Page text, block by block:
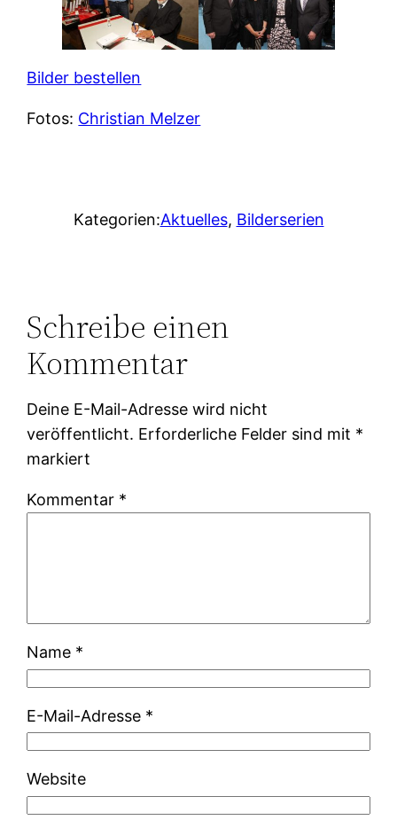
Bilder bestellen
Fotos: Christian Melzer
Kategorien:Aktuelles, Bilderserien
Schreibe einen
Kommentar
Deine E-Mail-Adresse wird nicht
veröffentlicht. Erforderliche Felder sind mit *
markiert
Kommentar *
Name *
E-Mail-Adresse *
Website